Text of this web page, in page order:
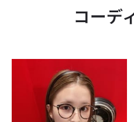
コーデ